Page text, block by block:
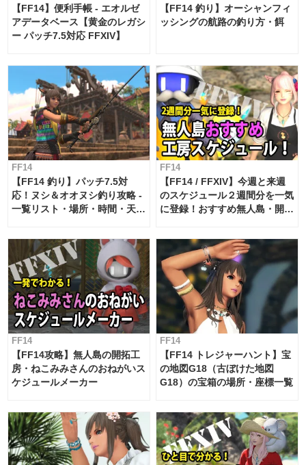
【FF14】便利手帳 - エオルゼ
アデータベース【黄金のレガシ
ー パッチ7.5対応 FFXIV】
【FF14 釣り】オーシャンフィ
ッシングの航路の釣り方・餌
FF14
【FF14 釣り】パッチ7.5対
応！ヌシ＆オオヌシ釣り攻略 -
一覧リスト・場所・時間・天
FF14
【FF14 / FFXIV】今週と来週
のスケジュール２週間分を一気
に登録！おすすめ無人島・開拓
FF14
【FF14攻略】無人島の開拓工
房・ねこみみさんのおねがいス
ケジュールメーカー
FF14
【FF14 トレジャーハント】宝
の地図G18（古ぼけた地図
G18）の宝箱の場所・座標一覧